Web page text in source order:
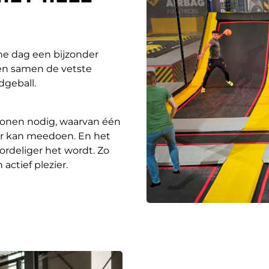
dag een bijzonder
samen de vetste
nodig, waarvan één
kan meedoen. En het
het wordt. Zo
actief plezier.